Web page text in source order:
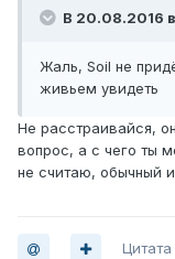
В 20.08.2016
Жаль, Soil не
живьем увидеть
Не расстраивайся,
вопрос, а с чего ты
не считаю, обычный
Цитата